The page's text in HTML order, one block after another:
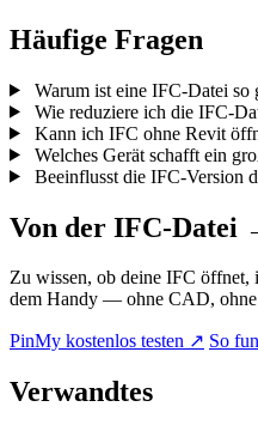
Häufige Fragen
Warum ist eine IFC-Datei so
Wie reduziere ich die IFC-
Kann ich IFC ohne Revit
Welches Gerät schafft ein
Beeinflusst die IFC-Version
Von der IFC-Datei
Zu wissen, ob deine IFC öffnet,
dem Handy — ohne CAD,
PinMy kostenlos testen ↗ So
Verwandtes